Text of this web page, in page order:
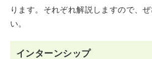
ります。それぞれ解説しますので、
い。
インターンシップ